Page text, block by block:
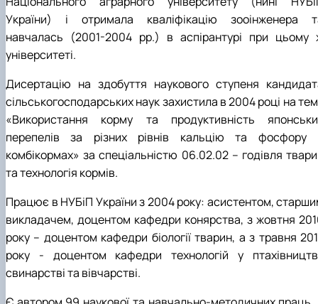
України) і отримала кваліфікацію зооінженера
навчалась (2001-2004 рр.) в аспірантурі при цьому
університеті.
Дисертацію на здобуття наукового ступеня
сільськогосподарських наук захистила в 2004 році на
«Використання корму та продуктивність
перепелів за різних рівнів кальцію та фосфору
комбікормах» за спеціальністю 06.02.02 – годівля
та технологія кормів.
Працює в НУБіП України з 2004 року: асистентом,
викладачем, доцентом кафедри конярства, з жовтня
року – доцентом кафедри біології тварин, а з травня
року - доцентом кафедри технологій у
свинарстві та вівчарстві.